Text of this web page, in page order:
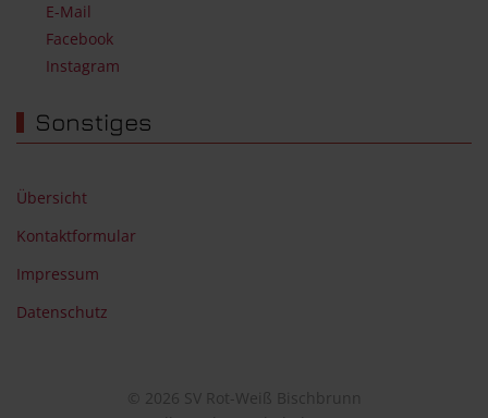
E-Mail
Facebook
Instagram
Sonstiges
Übersicht
Kontaktformular
Impressum
Datenschutz
© 2026 SV Rot-Weiß Bischbrunn